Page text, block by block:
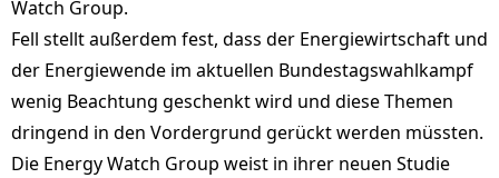
Watch Group.
Fell stellt außerdem fest, dass der Energiewirtschaft und
der Energiewende im aktuellen Bundestagswahlkampf
wenig Beachtung geschenkt wird und diese Themen
dringend in den Vordergrund gerückt werden müssten.
Die Energy Watch Group weist in ihrer neuen Studie